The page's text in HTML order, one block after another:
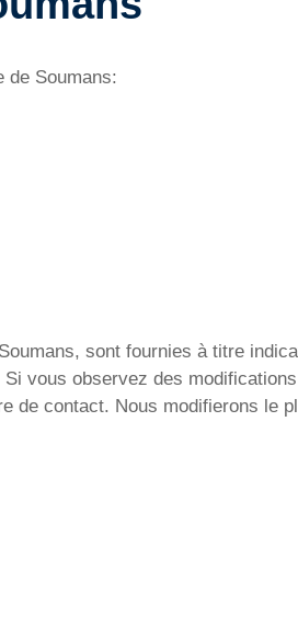
de Soumans:
sont fournies à titre
vous observez des
de contact. Nous modifierons le